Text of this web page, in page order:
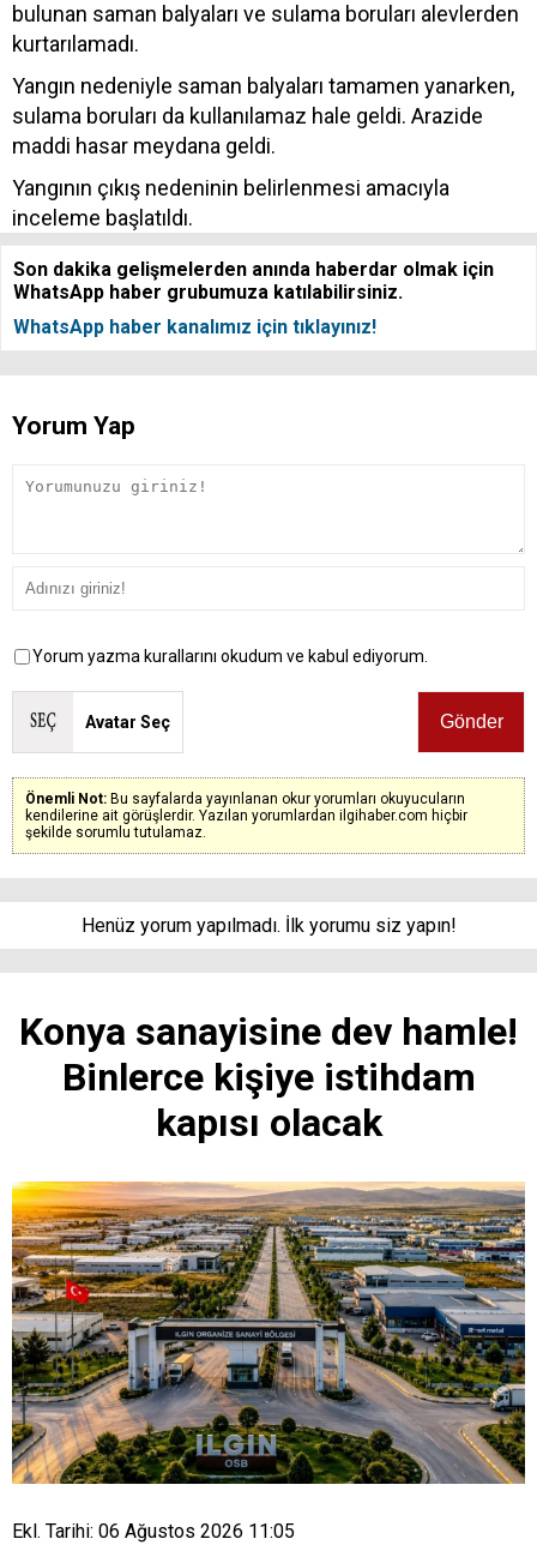
bulunan saman balyaları ve sulama boruları alevlerden
kurtarılamadı.
Yangın nedeniyle saman balyaları tamamen yanarken,
sulama boruları da kullanılamaz hale geldi. Arazide
maddi hasar meydana geldi.
Yangının çıkış nedeninin belirlenmesi amacıyla
inceleme başlatıldı.
Son dakika gelişmelerden anında haberdar olmak için
WhatsApp haber grubumuza katılabilirsiniz.
WhatsApp haber kanalımız için tıklayınız!
Yorum Yap
Yorum yazma kurallarını okudum ve kabul ediyorum.
Avatar Seç
Önemli Not: Bu sayfalarda yayınlanan okur yorumları okuyucuların
kendilerine ait görüşlerdir. Yazılan yorumlardan ilgihaber.com hiçbir
şekilde sorumlu tutulamaz.
Henüz yorum yapılmadı. İlk yorumu siz yapın!
Konya sanayisine dev hamle!
Binlerce kişiye istihdam
kapısı olacak
Ekl. Tarihi: 06 Ağustos 2026 11:05